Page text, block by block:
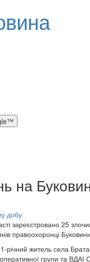
на
зареєстровано 25
правоохоронці
річний житель села
групи та ВДАІ